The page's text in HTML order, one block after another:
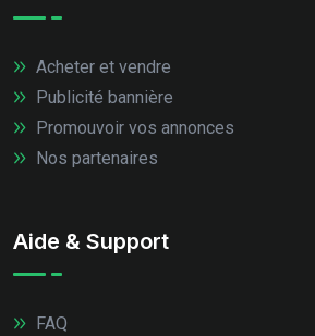
Acheter et vendre
Publicité bannière
Promouvoir vos annonces
Nos partenaires
Aide & Support
FAQ